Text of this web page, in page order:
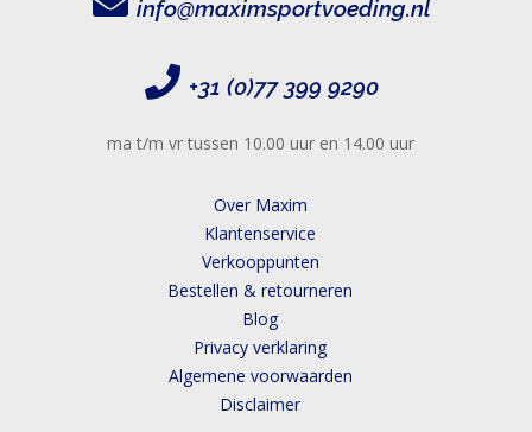
info@maximsportvoeding.nl
+31 (0)77 399 9290
ma t/m vr tussen 10.00 uur en 14.00 uur
Over Maxim
Klantenservice
Verkooppunten
Bestellen & retourneren
Blog
Privacy verklaring
Algemene voorwaarden
Disclaimer